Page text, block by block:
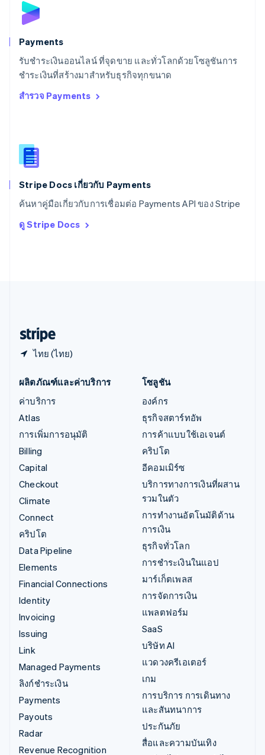
Payments
รับชำระเงินออนไลน์ ที่จุดขาย และทั่วโลกด้วยโซลูชันการ
ชำระเงินที่สร้างมาสำหรับธุรกิจทุกขนาด
สำรวจ Payments
Stripe Docs เกี่ยวกับ Payments
ค้นหาคู่มือเกี่ยวกับการเชื่อมต่อ Payments API ของ Stripe
ดู Stripe Docs
ไทย (ไทย)
Deutsch
สวีเดน
สหรัฐอเมริกา
English Español简体中文
สหรัฐอาหรับเอมิเรตส์
สหราชอาณาจักร
สิงคโปร์
English
ออสเตรเลีย
English
DeutschEnglish
ItalianoEnglish
ผลิตภัณฑ์และค่าบริการ
ค่าบริการ
Atlas
การเพิ่มการอนุมัติ
Billing
Capital
Checkout
Climate
Connect
คริปโต
Data Pipeline
Elements
Financial Connections
Identity
Invoicing
Issuing
Link
Managed Payments
ลิงก์ชำระเงิน
Payments
Payouts
Radar
Revenue Recognition
โซลูชัน
องค์กร
ธุรกิจสตาร์ทอัพ
การค้าแบบใช้เอเจนต์
คริปโต
อีคอมเมิร์ซ
บริการทางการเงินที่ผสาน
รวมในตัว
การทำงานอัตโนมัติด้าน
การเงิน
ธุรกิจทั่วโลก
การชำระเงินในแอป
มาร์เก็ตเพลส
การจัดการเงิน
แพลตฟอร์ม
SaaS
บริษัท AI
แวดวงครีเอเตอร์
เกม
การบริการ การเดินทาง
และสันทนาการ
ประกันภัย
สื่อและความบันเทิง